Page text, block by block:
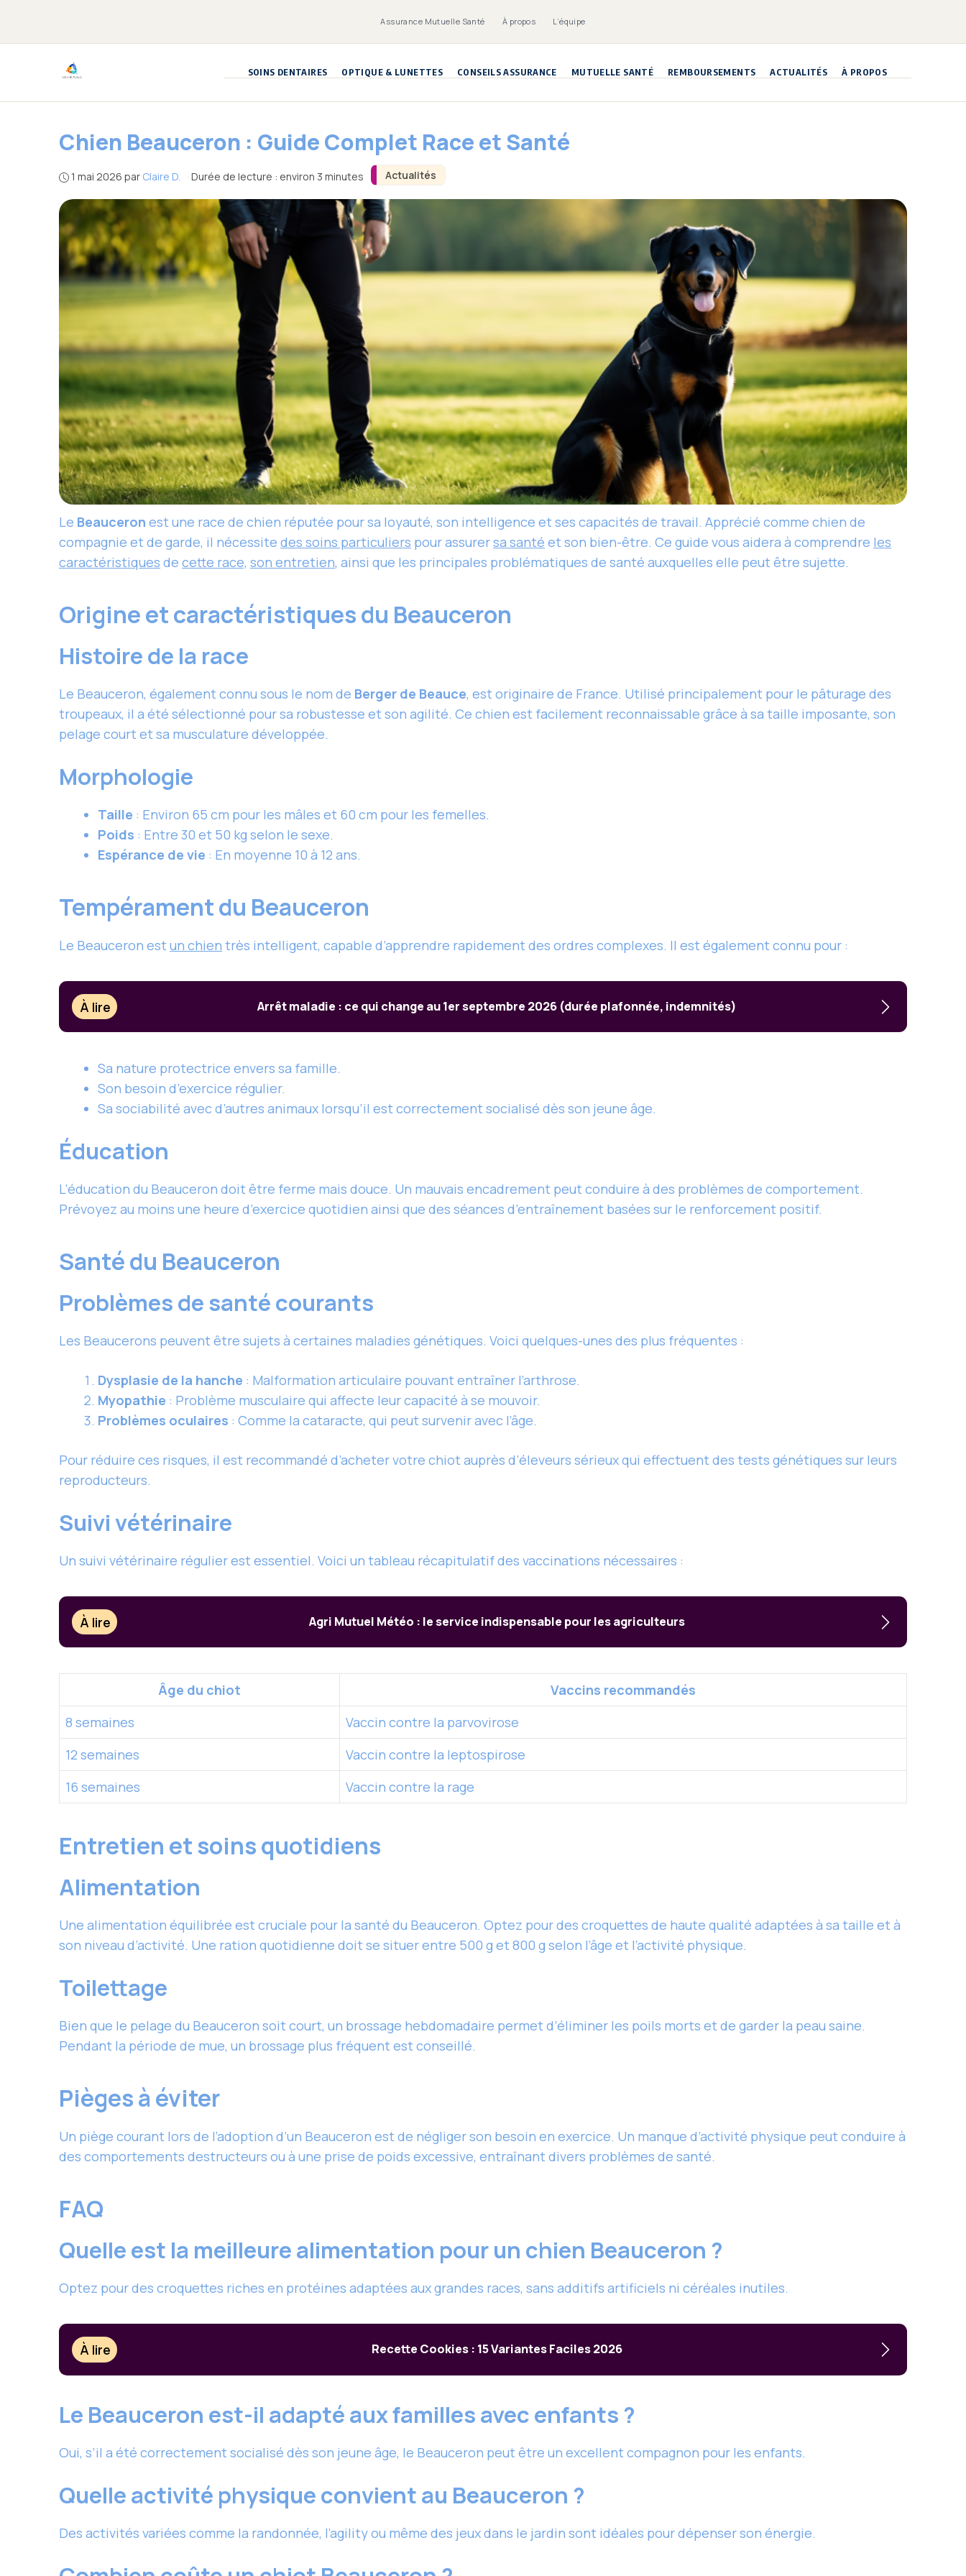
contenu
Assurance Mutuelle Santé À propos L’équipe
SOINS DENTAIRES OPTIQUE & LUNETTES CONSEILS ASSURANCE MUTUELLE SANTÉ REMBOURSEMENTS ACTUALITÉS À PROPOS
Actualités
Chien Beauceron : Guide Complet Race et Santé
1 mai 2026 par Claire D. · Durée de lecture : environ 3 minutes
Le Beauceron est une race de chien réputée pour sa loyauté, son intelligence et ses capacités de travail. Apprécié comme chien de
compagnie et de garde, il nécessite des soins particuliers pour assurersa santé et son bien-être. Ce guide vous aidera à comprendre les
caractéristiques de cette race, son entretien, ainsi que les principales problématiques de santé auxquelles elle peut être sujette.
Origine et caractéristiques du Beauceron
Histoire de la race
Le Beauceron, également connu sous le nom de Berger de Beauce, est originaire de France. Utilisé principalement pour le pâturage des
troupeaux, il a été sélectionné pour sa robustesse et son agilité. Ce chien est facilement reconnaissable grâce à sa taille imposante, son
pelage court et sa musculature développée.
Morphologie
Taille : Environ 65 cm pour les mâles et 60 cm pour les femelles.
Poids : Entre 30 et 50 kg selon le sexe.
Espérance de vie : En moyenne 10 à 12 ans.
Tempérament du Beauceron
Le Beauceron estun chien très intelligent, capable d’apprendre rapidement des ordres complexes. Il est également connu pour :
À lire Arrêt maladie : ce qui change au 1er septembre 2026 (durée plafonnée, indemnités)
Sa nature protectrice envers sa famille.
Son besoin d’exercice régulier.
Sa sociabilité avec d’autres animaux lorsqu’il est correctement socialisé dès son jeune âge.
Éducation
L’éducation du Beauceron doit être ferme mais douce. Un mauvais encadrement peut conduire à des problèmes de comportement.
Prévoyez au moins une heure d’exercice quotidien ainsi que des séances d’entraînement basées sur le renforcement positif.
Santé du Beauceron
Problèmes de santé courants
Les Beaucerons peuvent être sujets à certaines maladies génétiques. Voici quelques-unes des plus fréquentes :
Dysplasie de la hanche : Malformation articulaire pouvant entraîner l’arthrose.
Myopathie : Problème musculaire qui affecte leur capacité à se mouvoir.
Problèmes oculaires : Comme la cataracte, qui peut survenir avec l’âge.
Pour réduire ces risques, il est recommandé d’acheter votre chiot auprès d’éleveurs sérieux qui effectuent des tests génétiques sur leurs
reproducteurs.
Suivi vétérinaire
Un suivi vétérinaire régulier est essentiel. Voici un tableau récapitulatif des vaccinations nécessaires :
À lire Agri Mutuel Météo : le service indispensable pour les agriculteurs
Âge du chiot
Vaccins recommandés
8 semaines
Vaccin contre la parvovirose
12 semaines
Vaccin contre la leptospirose
16 semaines
Vaccin contre la rage
Entretien et soins quotidiens
Alimentation
Une alimentation équilibrée est cruciale pour la santé du Beauceron. Optez pour des croquettes de haute qualité adaptées à sa taille et à
son niveau d’activité. Une ration quotidienne doit se situer entre 500 g et 800 g selon l’âge et l’activité physique.
Toilettage
Bien que le pelage du Beauceron soit court, un brossage hebdomadaire permet d’éliminer les poils morts et de garder la peau saine.
Pendant la période de mue, un brossage plus fréquent est conseillé.
Pièges à éviter
Un piège courant lors de l’adoption d’un Beauceron est de négliger son besoin en exercice. Un manque d’activité physique peut conduire à
des comportements destructeurs ou à une prise de poids excessive, entraînant divers problèmes de santé.
FAQ
Quelle est la meilleure alimentation pour un chien Beauceron ?
Optez pour des croquettes riches en protéines adaptées aux grandes races, sans additifs artificiels ni céréales inutiles.
À lire Recette Cookies : 15 Variantes Faciles 2026
Le Beauceron est-il adapté aux familles avec enfants ?
Oui, s’il a été correctement socialisé dès son jeune âge, le Beauceron peut être un excellent compagnon pour les enfants.
Quelle activité physique convient au Beauceron ?
Des activités variées comme la randonnée, l’agility ou même des jeux dans le jardin sont idéales pour dépenser son énergie.